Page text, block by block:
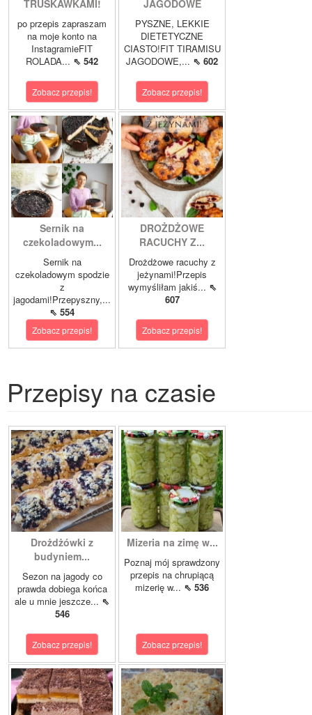
TRUSKAWKAMI!
po przepis zapraszam
na moje konto na
InstagramieFIT
ROLADA... ⇖ 542
Zobacz przepis!
JAGODOWE
PYSZNE, LEKKIE
DIETETYCZNE
CIASTO!FIT TIRAMISU
JAGODOWE,... ⇖ 602
Zobacz przepis!
Sernik na
czekoladowym...
Sernik na
czekoladowym spodzie
z
jagodami!Przepyszny,...
⇖ 554
Zobacz przepis!
DROŻDŻOWE
RACUCHY Z...
Drożdżowe racuchy z
jeżynami!Przepis
wymyśliłam jakiś... ⇖
607
Zobacz przepis!
Przepisy na czasie
Drożdżówki z
budyniem...
Sezon na jagody co
prawda dobiega końca
ale u mnie jeszcze... ⇖
546
Zobacz przepis!
Mizeria na zimę w...
Poznaj mój sprawdzony
przepis na chrupiącą
mizerię w... ⇖ 536
Zobacz przepis!